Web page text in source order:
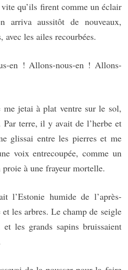
qu’ils firent comme un éclair
arriva aussitôt de nouveaux,
avec les ailes recourbées.
en ! Allons-nous-en ! Allons-
me jetai à plat ventre sur le sol,
Par terre, il y avait de l’herbe et
glissai entre les pierres et me
voix entrecoupée, comme un
à une frayeur mortelle.
l’Estonie humide de l’après-
les arbres. Le champ de seigle
les grands sapins bruissaient